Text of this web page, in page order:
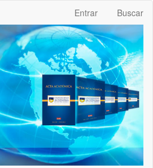
Entrar Buscar